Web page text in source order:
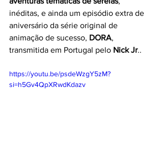
inéditas, e ainda um episódio extra de
aniversário da série original de
animação de sucesso, DORA,
transmitida em Portugal pelo Nick Jr..
https://youtu.be/psdeWzgY5zM?
si=h5Gv4QpXRwdKdazv